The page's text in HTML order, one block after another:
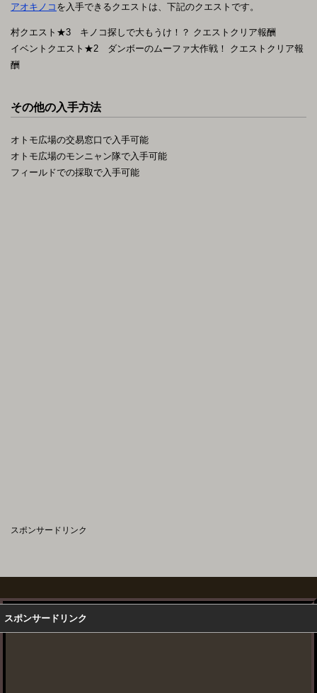
アオキノコ を入手できるクエストは、下記のクエストです。
村クエスト★3 キノコ探しで大もうけ！？ クエストクリア報酬
イベントクエスト★2 ダンボーのムーファ大作戦！ クエストクリア報
酬
その他の入手方法
オトモ広場の交易窓口で入手可能
オトモ広場のモンニャン隊で入手可能
フィールドでの採取で入手可能
スポンサードリンク
スポンサードリンク